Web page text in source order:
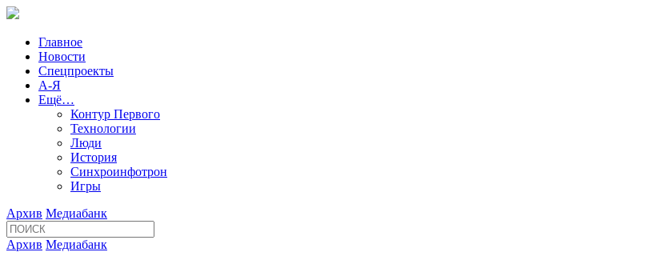
Главное
Новости
Спецпроекты
А-Я
Ещё…
Контур Первого
Технологии
Люди
История
Синхроинфотрон
Игры
Архив Медиабанк
Архив Медиабанк